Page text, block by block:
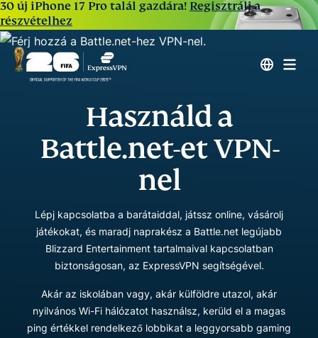
30 új iPhone 17 Pro talál gazdára! Regisztrálj a
részvételhez
Használd a
Battle.net-et VPN-
nel
Lépj kapcsolatba a barátaiddal, játssz online, vásárolj
játékokat, és maradj naprakész a Battle.net legújabb
Blizzard Entertainment tartalmaival kapcsolatban
biztonságosan, az ExpressVPN segítségével.
Akár az iskolában vagy, akár külföldre utazol, akár
nyilvános Wi-Fi hálózatot használsz, kerüld el a magas
ping értékkel rendelkező lobbikat a leggyorsabb gaming